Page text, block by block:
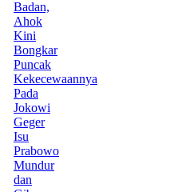
Badan,
Ahok
Kini
Bongkar
Puncak
Kekecewaannya
Pada
Jokowi
Geger
Isu
Prabowo
Mundur
dan